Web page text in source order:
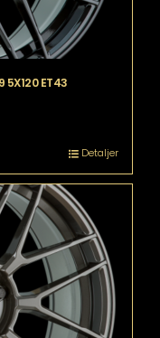
5X120 ET43
Detaljer